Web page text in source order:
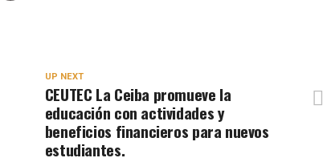
UP NEXT
CEUTEC La Ceiba promueve la
educación con actividades y
beneficios financieros para nuevos
estudiantes.